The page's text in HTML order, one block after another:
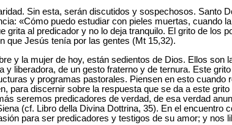
Sin esta, serán discutidos y sospechosos. Santo
«Cómo puedo estudiar con pieles muertas, cuando
al predicador y no lo deja tranquilo. El grito de los
que Jesús tenía por las gentes (Mt 15,32).
y la mujer de hoy, están sedientos de Dios. Ellos son
y liberadora, de un gesto fraterno y de ternura. Este
y programas pastorales. Piensen en esto cuando
para discernir sobre la respuesta que se da a este grito
seremos predicadores de verdad, de esa verdad
(cf. Libro della Divina Dottrina, 35). En el encuentro
para ser predicadores y testigos de su amor; y nos